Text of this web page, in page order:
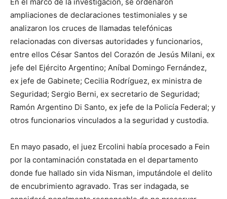
ampliaciones de declaraciones testimoniales y se
analizaron los cruces de llamadas telefónicas
relacionadas con diversas autoridades y funcionarios,
entre ellos César Santos del Corazón de Jesús Milani, ex
jefe del Ejército Argentino; Aníbal Domingo Fernández,
ex jefe de Gabinete; Cecilia Rodríguez, ex ministra de
Seguridad; Sergio Berni, ex secretario de Seguridad;
Ramón Argentino Di Santo, ex jefe de la Policía Federal; y
otros funcionarios vinculados a la seguridad y custodia.
En mayo pasado, el juez Ercolini había procesado a Fein
por la contaminación constatada en el departamento
donde fue hallado sin vida Nisman, imputándole el delito
de encubrimiento agravado. Tras ser indagada, se